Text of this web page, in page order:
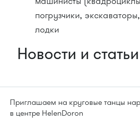
погрузчики,
лодки
Новости и статьи
Приглашаем на круговые танцы
в центре HelenDoron